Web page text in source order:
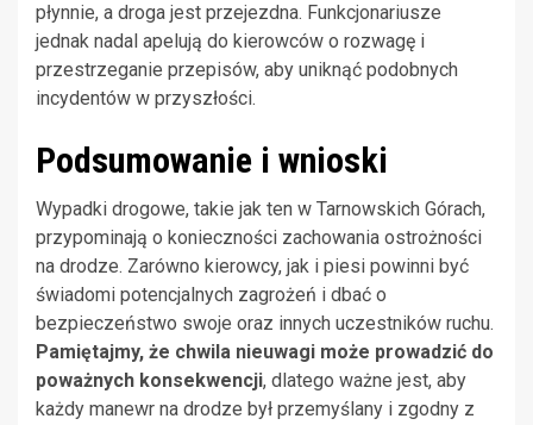
płynnie, a droga jest przejezdna. Funkcjonariusze
jednak nadal apelują do kierowców o rozwagę i
przestrzeganie przepisów, aby uniknąć podobnych
incydentów w przyszłości.
Podsumowanie i wnioski
Wypadki drogowe, takie jak ten w Tarnowskich Górach,
przypominają o konieczności zachowania ostrożności
na drodze. Zarówno kierowcy, jak i piesi powinni być
świadomi potencjalnych zagrożeń i dbać o
bezpieczeństwo swoje oraz innych uczestników ruchu.
Pamiętajmy, że chwila nieuwagi może prowadzić do
poważnych konsekwencji, dlatego ważne jest, aby
każdy manewr na drodze był przemyślany i zgodny z